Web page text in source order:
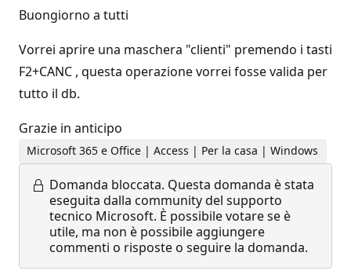
Buongiorno a tutti
Vorrei aprire una maschera "clienti" premendo i tasti
F2+CANC , questa operazione vorrei fosse valida per
tutto il db.
Grazie in anticipo
Microsoft 365 e Office | Access | Per la casa | Windows
Domanda bloccata. Questa domanda è stata
eseguita dalla community del supporto
tecnico Microsoft. È possibile votare se è
utile, ma non è possibile aggiungere
commenti o risposte o seguire la domanda.